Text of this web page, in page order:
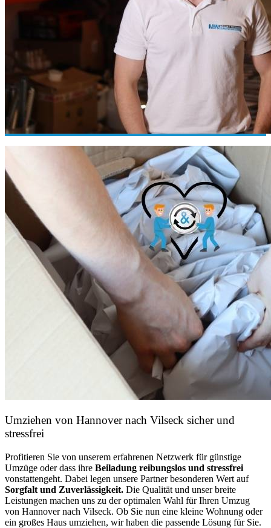
Umziehen von Hannover nach Vilseck sicher und
stressfrei
Profitieren Sie von unserem erfahrenen Netzwerk für günstige
Umzüge oder dass ihre Beiladung reibungslos und stressfrei
vonstattengeht. Dabei legen unsere Partner besonderen Wert auf
Sorgfalt und Zuverlässigkeit. Die Qualität und unser breite
Leistungen machen uns zu der optimalen Wahl für Ihren Umzug
von Hannover nach Vilseck. Ob Sie nun eine kleine Wohnung oder
ein großes Haus umziehen, wir haben die passende Lösung für Sie.